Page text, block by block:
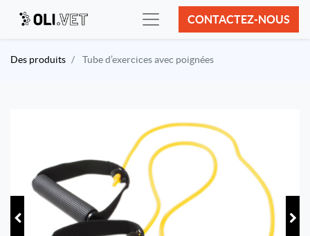
CONTACTEZ-NOUS
Des produits Tube d’exercices avec poignées